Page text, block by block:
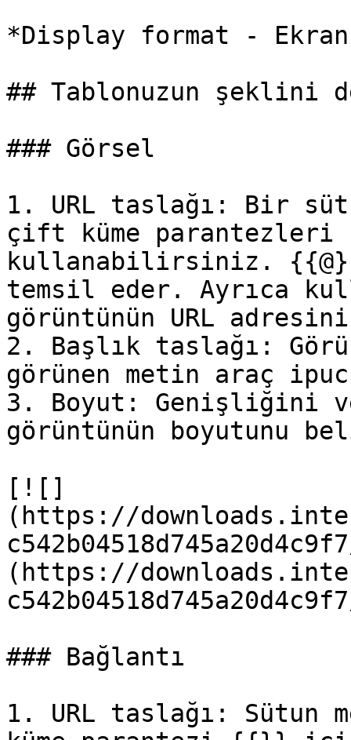
*Display format -
## Tablonuzun şeklini
### Görsel
1. URL taslağı: Bir
çift küme
kullanabilirsiniz.
temsil eder. Ayrıca
görüntünün URL
2. Başlık taslağı:
görünen metin araç
3. Boyut: Genişliğini
görüntünün boyutunu
[![]
(https://
(https://
### Bağlantı
1. URL taslağı: Sütun